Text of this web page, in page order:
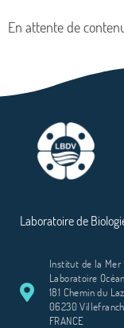
En attente de
Laboratoire de
Institut de la Mer
Laboratoire
181 Chemin du
06230
FRANCE